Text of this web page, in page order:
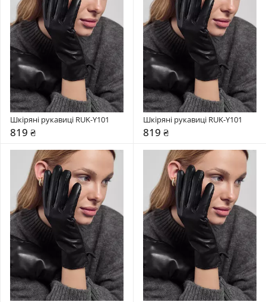
Шкіряні рукавиці RUK-Y101
819 ₴
Шкіряні рукавиці RUK-Y101
819 ₴